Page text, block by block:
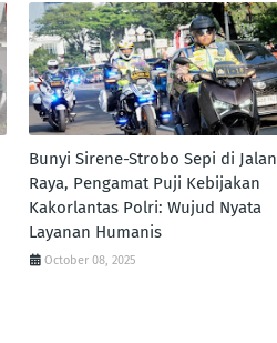
Bunyi Sirene-Strobo Sepi di Jalan
Raya, Pengamat Puji Kebijakan
Kakorlantas Polri: Wujud Nyata
Layanan Humanis
October 08, 2025